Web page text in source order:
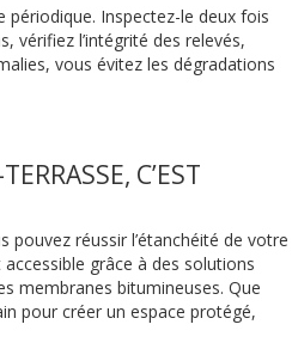
Inspectez-le deux fois
vérifiez l’intégrité des relevés,
vous évitez les dégradations
C’EST
réussir l’étanchéité de votre
grâce à des solutions
membranes bitumineuses. Que
pour créer un espace protégé,